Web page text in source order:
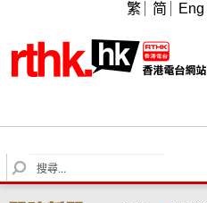
繁 简 Eng
S
e